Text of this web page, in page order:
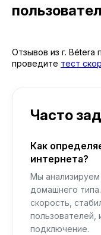
Отзывов из г. Bétera
проведите тест
Часто
Как
интернета?
Мы
домашнего
скорость,
подключение.